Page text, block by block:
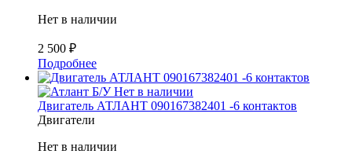
Нет в наличии
2 500 ₽
Подробнее
Б/У Нет в наличии
Двигатель АТЛАНТ 090167382401 -6 контактов
Двигатели
Нет в наличии